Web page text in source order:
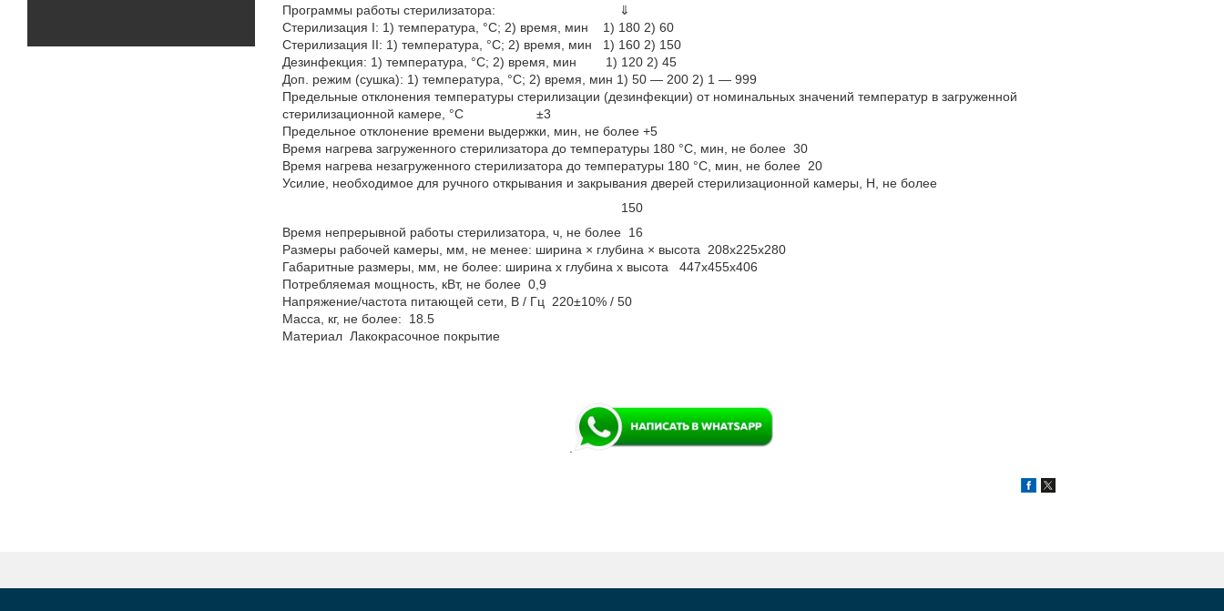
Программы работы стерилизатора: ⇓
Стерилизация I: 1) температура, °С; 2) время, мин 1) 180 2) 60
Стерилизация II: 1) температура, °С; 2) время, мин 1) 160 2) 150
Дезинфекция: 1) температура, °С; 2) время, мин 1) 120 2) 45
Доп. режим (сушка): 1) температура, °С; 2) время, мин 1) 50 — 200 2) 1 — 999
Предельные отклонения температуры стерилизации (дезинфекции) от номинальных значений температур в загруженной
стерилизационной камере, °С ±3
Предельное отклонение времени выдержки, мин, не более +5
Время нагрева загруженного стерилизатора до температуры 180 °С, мин, не более 30
Время нагрева незагруженного стерилизатора до температуры 180 °С, мин, не более 20
Усилие, необходимое для ручного открывания и закрывания дверей стерилизационной камеры, Н, не более
150
Время непрерывной работы стерилизатора, ч, не более 16
Размеры рабочей камеры, мм, не менее: ширина × глубина × высота 208х225х280
Габаритные размеры, мм, не более: ширина х глубина х высота 447х455х406
Потребляемая мощность, кВт, не более 0,9
Напряжение/частота питающей сети, В / Гц 220±10% / 50
Масса, кг, не более: 18.5
Материал Лакокрасочное покрытие